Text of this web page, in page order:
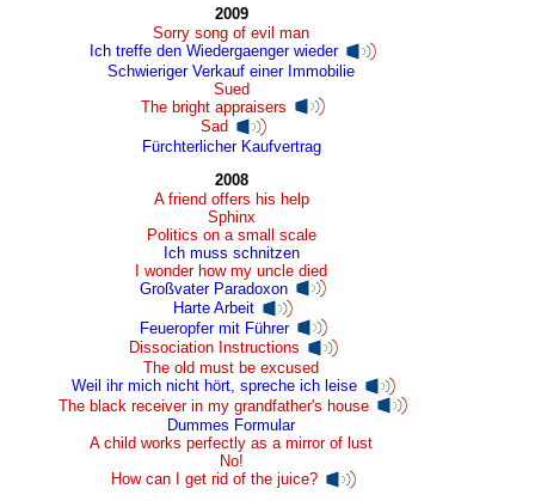
2009
Sorry song of evil man
Ich treffe den Wiedergaenger wieder
Schwieriger Verkauf einer Immobilie
Sued
The bright appraisers
Sad
Fürchterlicher Kaufvertrag
2008
A friend offers his help
Sphinx
Politics on a small scale
Ich muss schnitzen
I wonder how my uncle died
Großvater Paradoxon
Harte Arbeit
Feueropfer mit Führer
Dissociation Instructions
The old must be excused
Weil ihr mich nicht hört, spreche ich leise
The black receiver in my grandfather's house
Dummes Formular
A child works perfectly as a mirror of lust
No!
How can I get rid of the juice?